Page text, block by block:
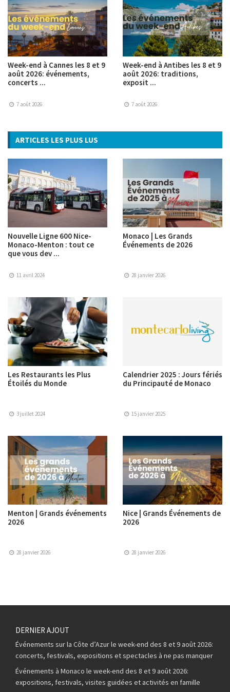
Week-end à Cannes les 8 et 9
août 2026: événements,
concerts ...
7 août 2026
Week-end à Antibes les 8 et 9
août 2026: traditions,
exposit ...
7 août 2026
ARTICLES LES PLUS LUS
Nouvelle Ligne 600 Nice-
Monaco-Menton : tout ce
que vous dev ...
11 avril 2024
Monaco | Les Grands
Événements de 2026
28 janvier 2026
Les Restaurants les Plus
Étoilés du Monde
3 juillet 2024
Calendrier 2025 : Jours fériés
du Principauté de Monaco
15 janvier 2025
Menton | Grands événements
2026
28 janvier 2026
Nice | Grands Événements de
2026
28 janvier 2026
DERNIER AJOUT
Événements sur la Côte d’Azur le week-end des 8 et 9 août 2026:
concerts, festivals, expositions et spectacles à ne pas manquer
Événements à Monaco le week-end des 8 et 9 août 2026:
expositions, festivals, visites guidées et activités en famille